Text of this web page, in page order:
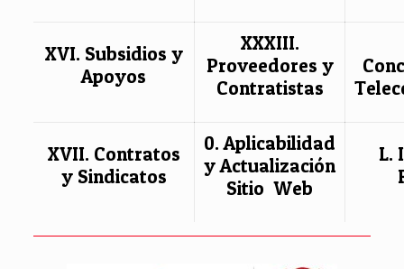
XVI. Subsidios y
Apoyos
XXXIII.
Proveedores y
Contratistas
XVII. Contratos
y Sindicatos
0. Aplicabilidad
y Actualización
Sitio Web
L.